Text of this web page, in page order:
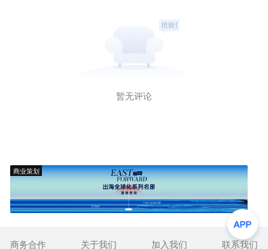
暂无评论
商业策划
商务合作 关于我们 加入我们 联系我们